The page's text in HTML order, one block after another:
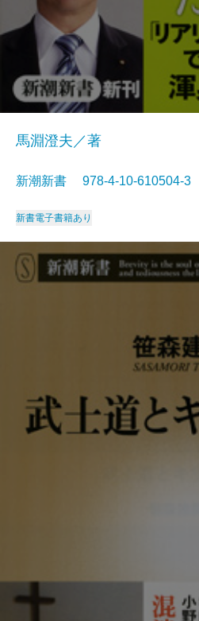
馬淵澄夫／著
新潮新書 978-4-10-610504-
新書電子書籍あり